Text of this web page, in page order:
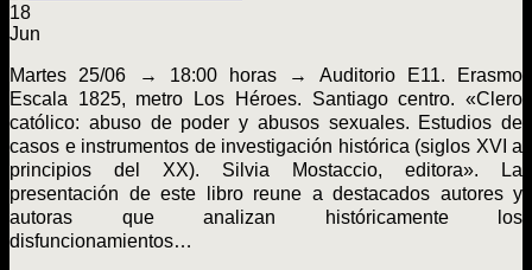
18
Jun
Martes 25/06 → 18:00 horas → Auditorio E11. Erasmo
Escala 1825, metro Los Héroes. Santiago centro. «Clero
católico: abuso de poder y abusos sexuales. Estudios de
casos e instrumentos de investigación histórica (siglos XVI a
principios del XX). Silvia Mostaccio, editora». La
presentación de este libro reune a destacados autores y
autoras que analizan históricamente los
disfuncionamientos…